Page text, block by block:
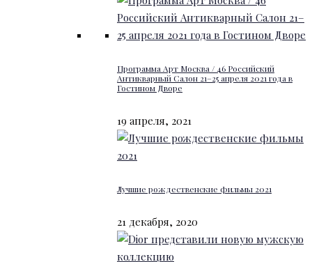
Программа Арт Москва / 46 Российский
Антикварный Салон 21–25 апреля 2021 года в
Гостином Дворе
19 апреля, 2021
Лучшие рождественские фильмы 2021
21 декабря, 2020